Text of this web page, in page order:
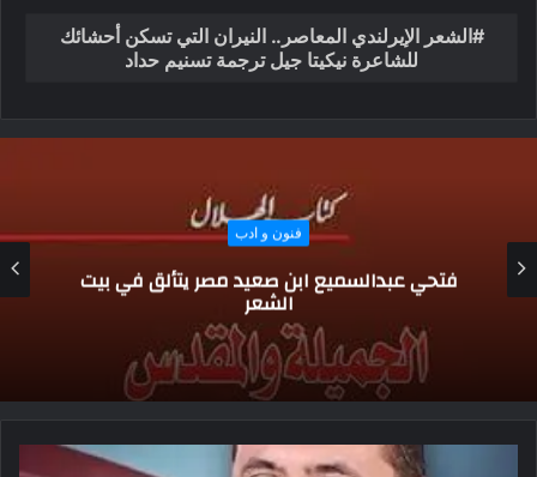
الشعر الإيرلندي المعاصر.. النيران التي تسكن أحشائك
للشاعرة نيكيتا جيل ترجمة تسنيم حداد
فنون و ادب
أمسيات شعرية ومحاضرات وأنشطة منوعة
بشمال سيناء